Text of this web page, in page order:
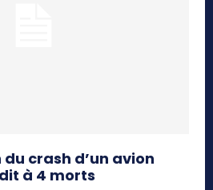
crash d’un avion
à 4 morts